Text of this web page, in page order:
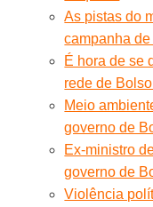
As pistas do
campanha
É hora de se
rede de
Meio
governo de
Ex-ministro
governo de
Violência